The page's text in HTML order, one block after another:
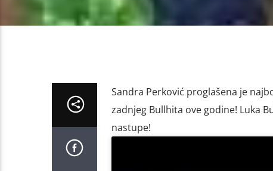
Sandra Perković proglašena je
zadnjeg Bullhita ove godine! Luka
nastupe!